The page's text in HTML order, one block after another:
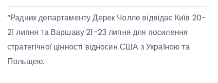
“Радник департаменту Дерек Чолле відвідає Київ 20-
21 липня та Варшаву 21-23 липня для посилення
стратегічної цінності відносин США з Україною та
Польщею.